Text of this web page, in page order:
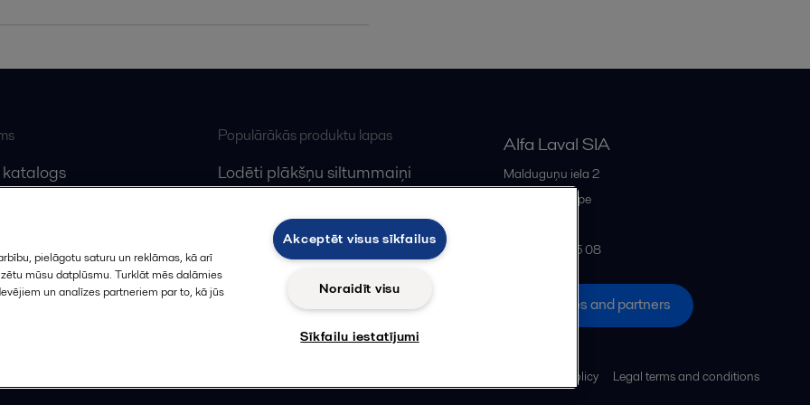
Populārākās produktu lapas
Lodēti plākšņu siltummaiņi
Dekanteri
Alfa Laval SIA
Malduguņu iela 2
Mārupe
+371 678 285 08
All offices and partners
Cookies policy Legal terms and conditions
pielāgotu saturu un reklāmas, kā arī
mūsu datplūsmu. Turklāt mēs dalāmies
un analīzes partneriem par to, kā jūs
Akceptēt visus sīkfailus
Noraidīt visu
Sīkfailu iestatījumi